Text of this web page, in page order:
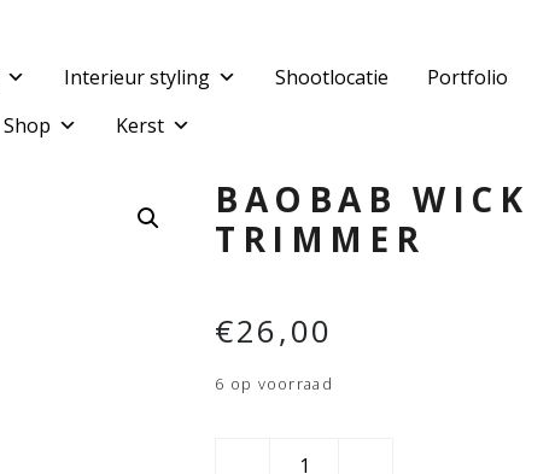
Interieur styling Shootlocatie
Portfolio
Shop Kerst
BAOBAB WICK
TRIMMER
€26,00
6 op voorraad